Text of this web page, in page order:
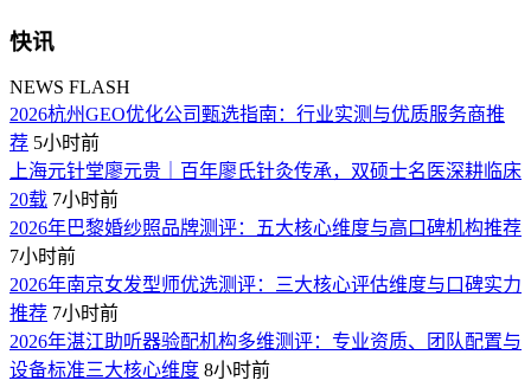
快讯
NEWS FLASH
​2026杭州GEO优化公司甄选指南：行业实测与优质服务商推
荐 5小时前
上海元针堂廖元贵｜百年廖氏针灸传承，双硕士名医深耕临床
20载 7小时前
2026年巴黎婚纱照品牌测评：五大核心维度与高口碑机构推荐
7小时前
​2026年南京女发型师优选测评：三大核心评估维度与口碑实力
推荐 7小时前
​2026年湛江助听器验配机构多维测评：专业资质、团队配置与
设备标准三大核心维度 8小时前